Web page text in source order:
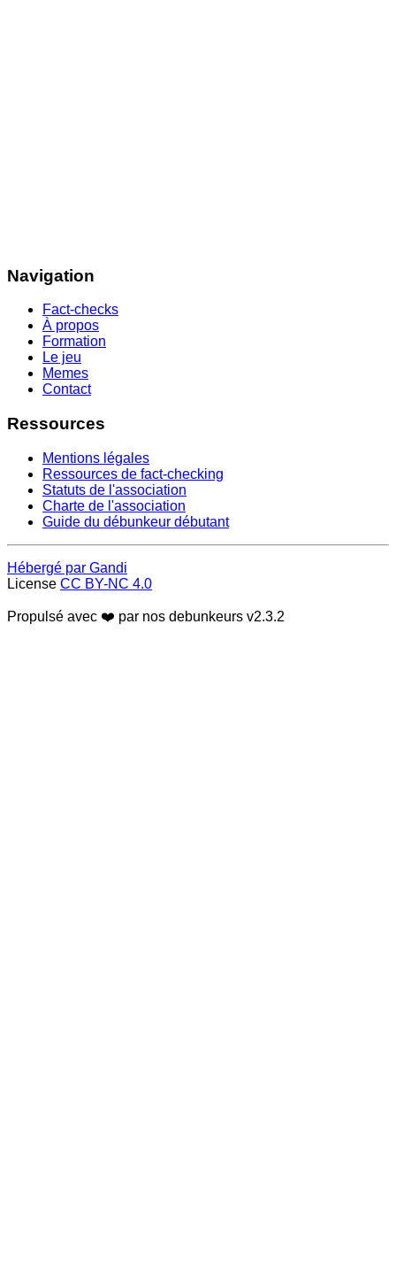
Navigation
Fact-checks
À propos
Formation
Le jeu
Memes
Contact
Ressources
Mentions légales
Ressources de fact-checking
Statuts de l'association
Charte de l'association
Guide du débunkeur débutant
Hébergé par Gandi
License CC BY-NC 4.0
Propulsé avec ❤️ par nos debunkeurs v2.3.2